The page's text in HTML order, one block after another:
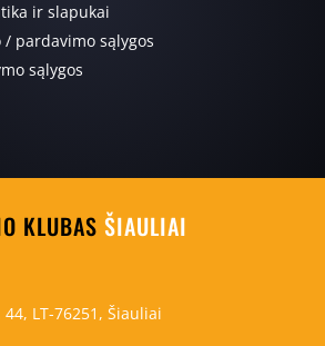
ir slapukai
pardavimo sąlygos
sąlygos
KLUBAS ŠIAULIAI
LT-76251, Šiauliai